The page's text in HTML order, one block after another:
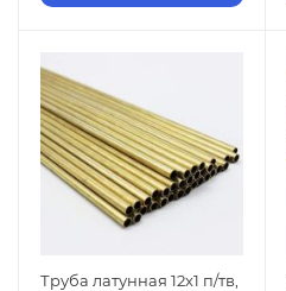
Труба латунная 12х1 п/тв,